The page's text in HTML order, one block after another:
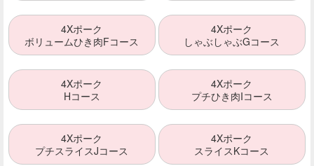
4Xポーク
ボリュームひき肉Fコース
4Xポーク
しゃぶしゃぶGコース
4Xポーク
Hコース
4Xポーク
プチひき肉Iコース
4Xポーク
プチスライスJコース
4Xポーク
スライスKコース